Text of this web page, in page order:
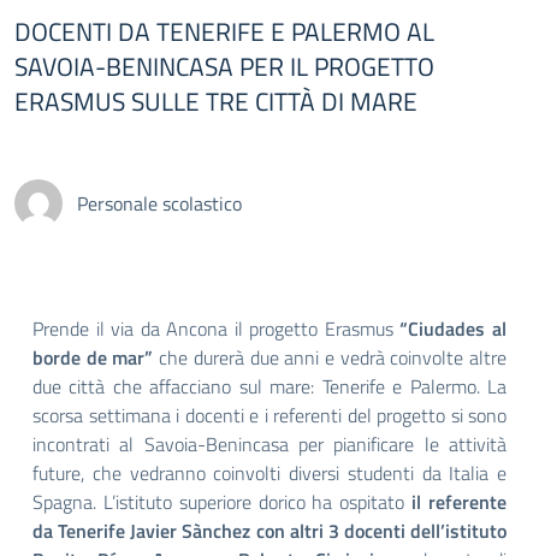
DOCENTI DA TENERIFE E PALERMO AL
SAVOIA-BENINCASA PER IL PROGETTO
ERASMUS SULLE TRE CITTÀ DI MARE
Personale scolastico
Prende il via da Ancona il progetto Erasmus“Ciudades al
borde de mar” che durerà due anni e vedrà coinvolte altre
due città che affacciano sul mare: Tenerife e Palermo. La
scorsa settimana i docenti e i referenti del progetto si sono
incontrati al Savoia-Benincasa per pianificare le attività
future, che vedranno coinvolti diversi studenti da Italia e
Spagna. L’istituto superiore dorico ha ospitato il referente
da Tenerife Javier Sànchez con altri 3 docenti dell’istituto